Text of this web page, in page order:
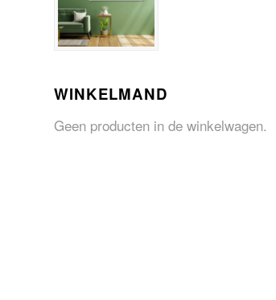
WINKELMAND
Geen producten in de winkelwagen.